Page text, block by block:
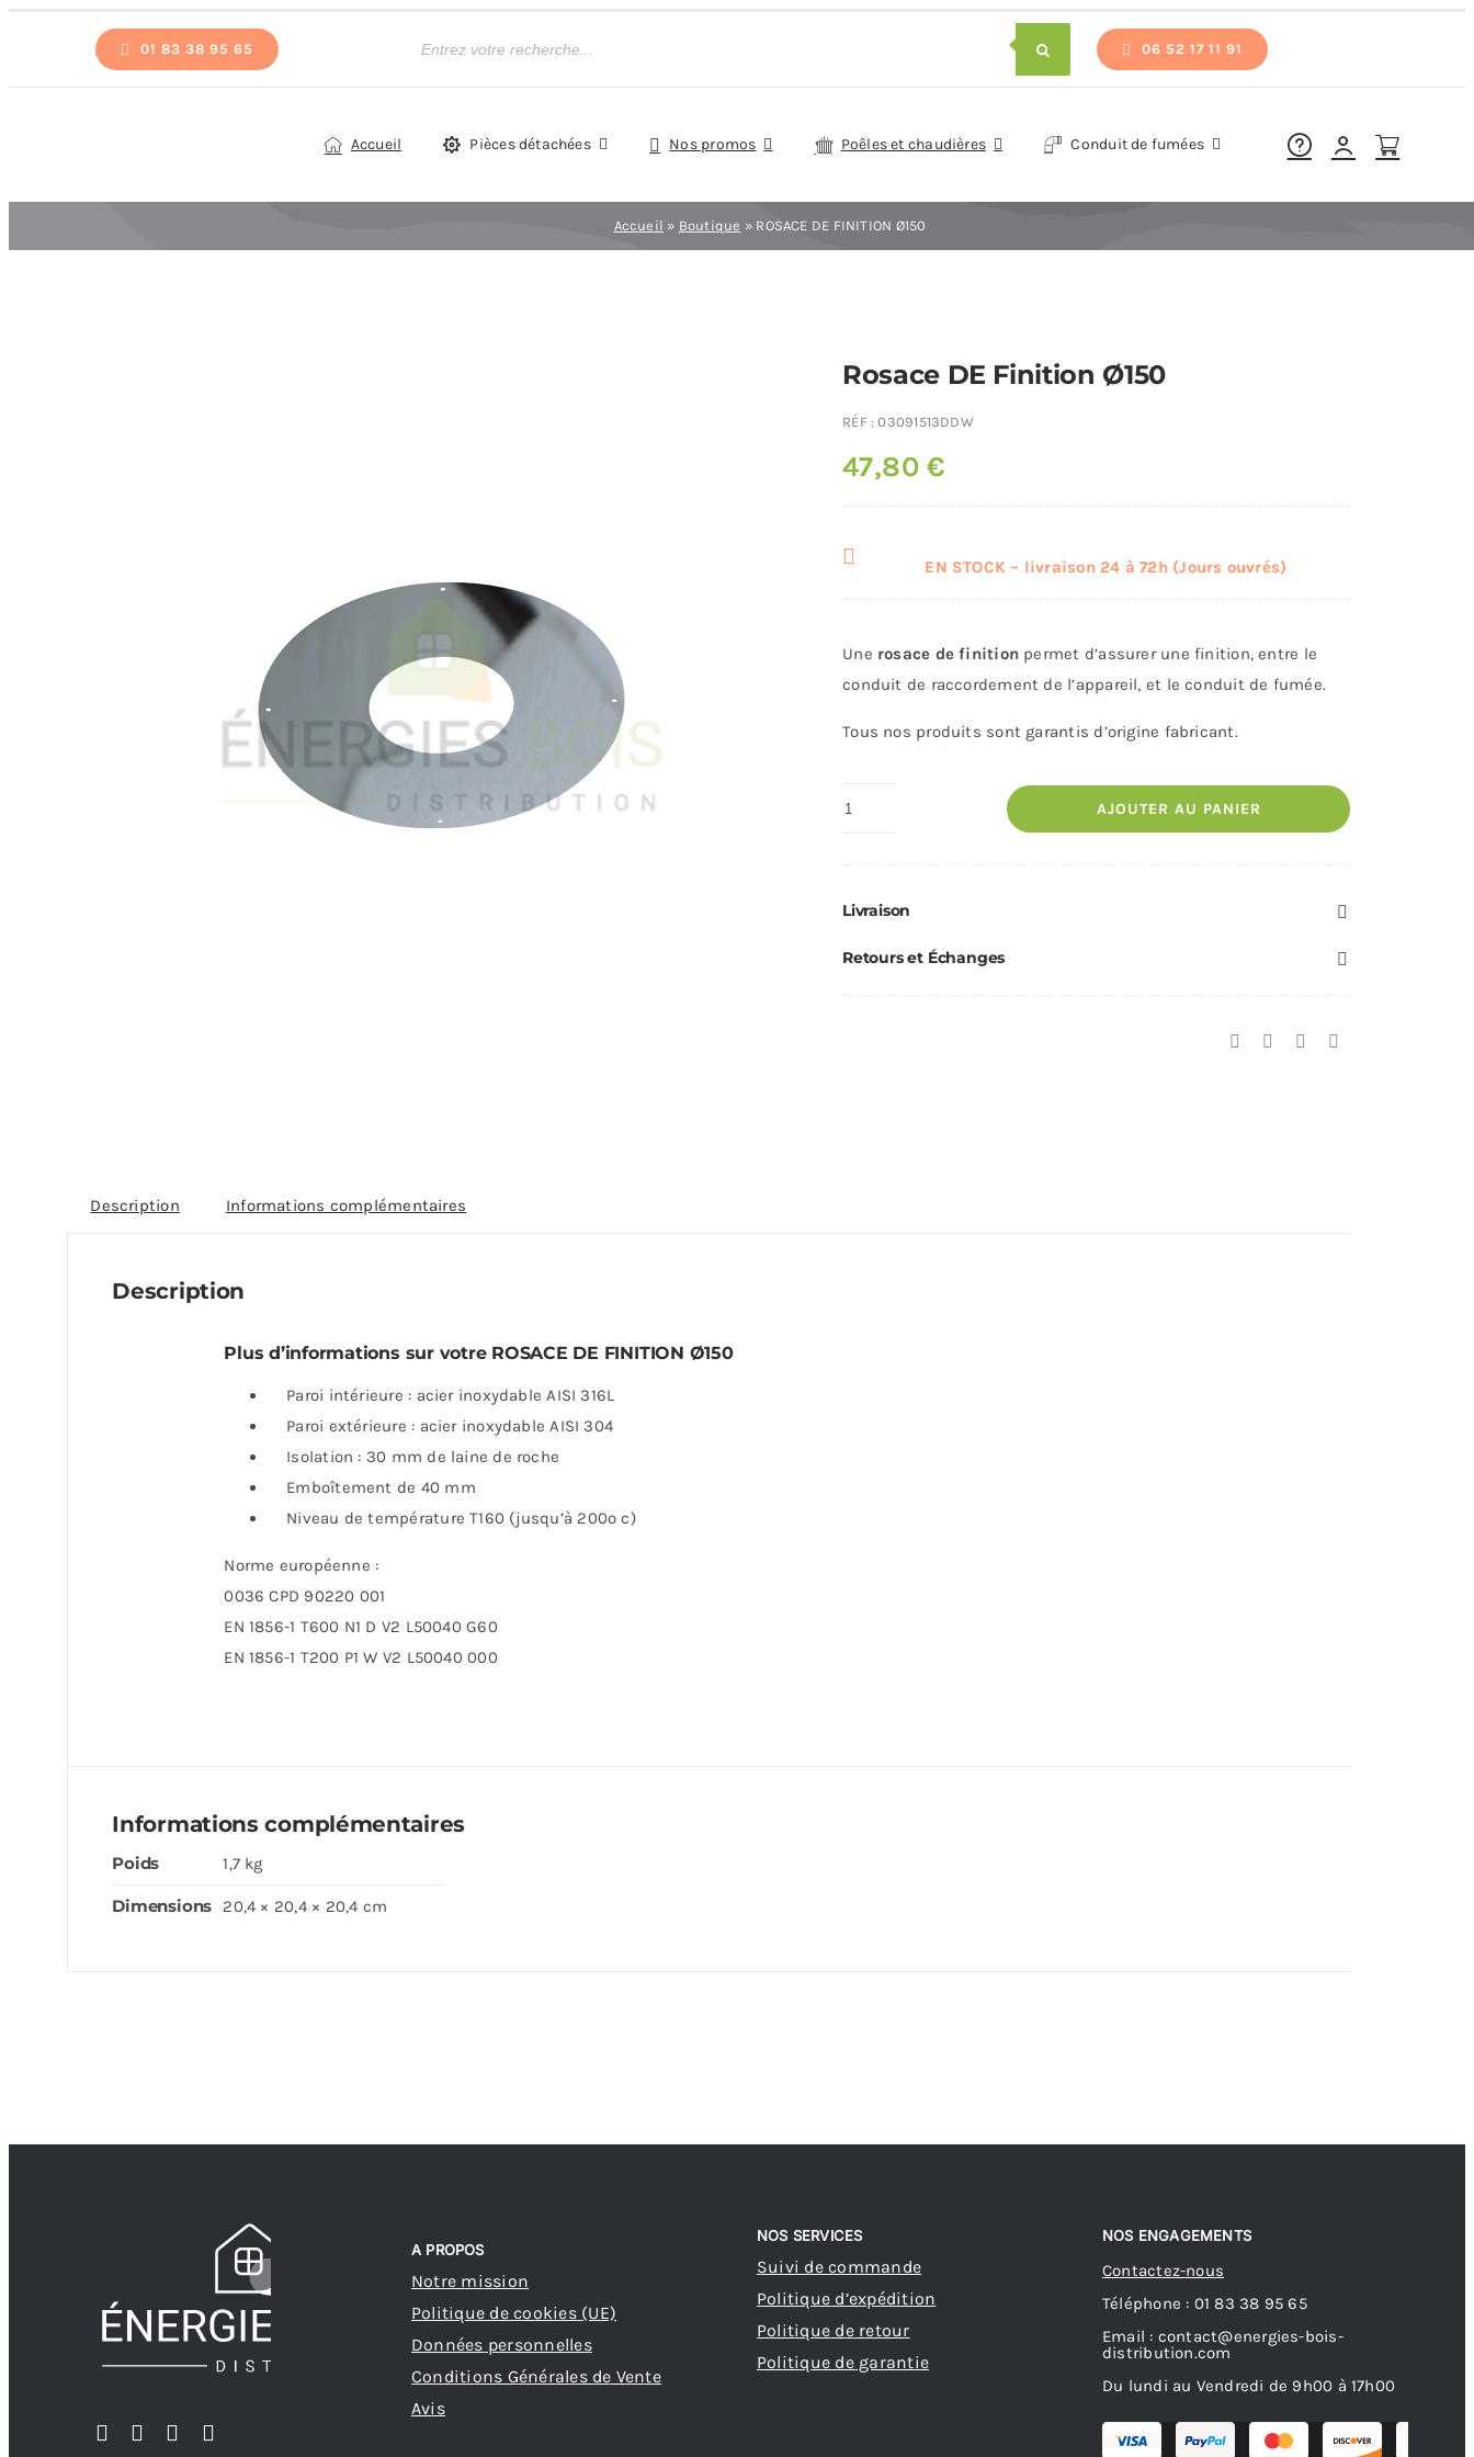
01 83 38 95 65
de
06 52 17 11 91
Accueil Pièces détachées Nos promos Poêles et chaudières Conduit de fumées
Accueil » Boutique » ROSACE DE FINITION Ø150
Rosace DE Finition Ø150
RÉF :03091513DDW
47,80€
EN STOCK – livraison 24 à 72h (Jours ouvrés)
Une rosace de finition permet d’assurer une finition, entre le
conduit de raccordement de l’appareil, et le conduit de fumée.
Tous nos produits sont garantis d’origine fabricant.
quantité
Finition
Ø150
AJOUTER AU PANIER
Livraison
Retours et Échanges
Description Informations complémentaires
Description
Plus d’informations sur votre ROSACE DE FINITION Ø150
Paroi intérieure : acier inoxydable AISI 316L
Paroi extérieure : acier inoxydable AISI 304
Isolation : 30 mm de laine de roche
Emboîtement de 40 mm
Niveau de température T160 (jusqu’à 200º c)
Norme européenne :
0036 CPD 90220 001
EN 1856-1 T600 N1 D V2 L50040 G60
EN 1856-1 T200 P1 W V2 L50040 000
Informations complémentaires
Poids 1,7 kg
Dimensions 20,4 × 20,4 × 20,4 cm
A PROPOS
Notre mission
Politique de cookies (UE)
Données personnelles
Conditions Générales de Vente
Avis
NOS SERVICES
Suivi de commande
Politique d’expédition
Politique de retour
Politique de garantie
NOS ENGAGEMENTS
Contactez-nous
Téléphone : 01 83 38 95 65
Email : contact@energies-bois-
distribution.com
Du lundi au Vendredi de 9h00 à 17h00